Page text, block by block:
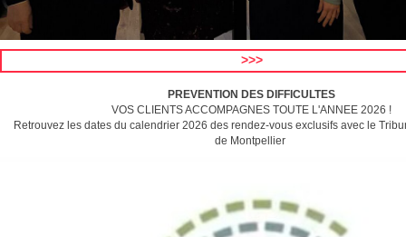
>>>
PREVENTION DES DIFFICULTES
VOS CLIENTS ACCOMPAGNES TOUTE L'ANNEE 2026 !
Retrouvez les dates du calendrier 2026 d​​es rendez-vous exclusifs avec le
de Montpellier